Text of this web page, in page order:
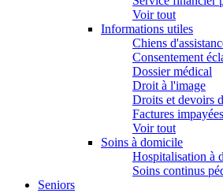
Voir tout
Informations utiles
Chiens
Consentement
Dossier médical
Droit à l'image
Droits et devoirs
Factures impayées
Voir tout
Soins à domicile
Hospitalisation à
Soins continus
Seniors